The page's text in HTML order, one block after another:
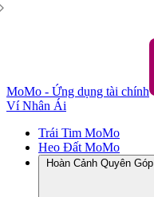
MoMo - Ứng dụng tài chính
Ví Nhân Ái
Trái Tim MoMo
Heo Đất MoMo
Hoàn Cảnh Quyên Góp